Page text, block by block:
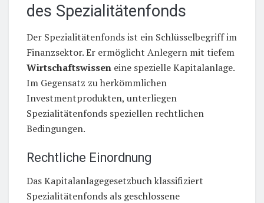
des Spezialitätenfonds
Der Spezialitätenfonds ist ein Schlüsselbegriff im
Finanzsektor. Er ermöglicht Anlegern mit tiefem
Wirtschaftswissen eine spezielle Kapitalanlage.
Im Gegensatz zu herkömmlichen
Investmentprodukten, unterliegen
Spezialitätenfonds speziellen rechtlichen
Bedingungen.
Rechtliche Einordnung
Das Kapitalanlagegesetzbuch klassifiziert
Spezialitätenfonds als geschlossene